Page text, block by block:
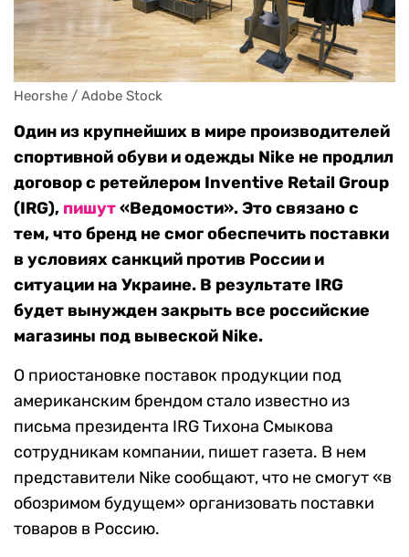
Heorshe / Adobe Stock
Один из крупнейших в мире производителей
спортивной обуви и одежды Nike не продлил
договор с ретейлером Inventive Retail Group
(IRG), пишут«Ведомости». Это связано с
тем, что бренд не смог обеспечить поставки
в условиях санкций против России и
ситуации на Украине. В результате IRG
будет вынужден закрыть все российские
магазины под вывеской Nike.
О приостановке поставок продукции под
американским брендом стало известно из
письма президента IRG Тихона Смыкова
сотрудникам компании, пишет газета. В нем
представители Nike сообщают, что не смогут «в
обозримом будущем» организовать поставки
товаров в Россию.